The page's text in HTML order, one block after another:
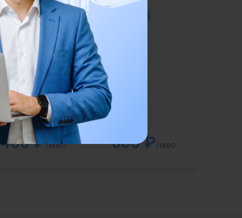
400 ₽/мес. 600 ₽